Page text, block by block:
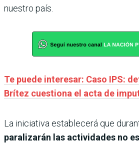
nuestro país.
Te puede interesar: Caso IPS:
Brítez cuestiona el acta de
La iniciativa establecerá que
paralizarán las actividades no